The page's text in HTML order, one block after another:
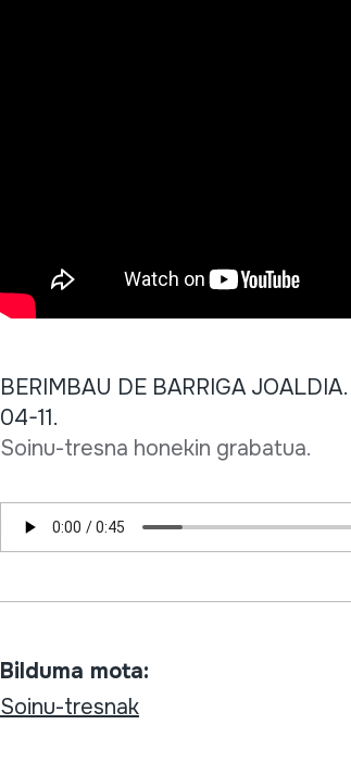
BERIMBAU DE BARRIGA
04-11.
Soinu-tresna honekin grabatua.
Bilduma mota:
Soinu-tresnak